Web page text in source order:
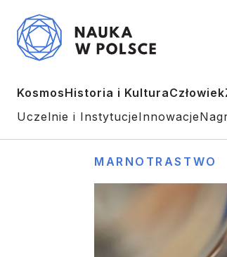
KosmosHistoria i KulturaCzłowiek
Uczelnie i InstytucjeInnowacje
MARNOTRASTWO